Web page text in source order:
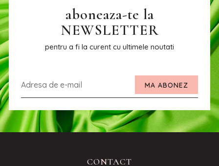
aboneaza-te la
NEWSLETTER
pentru a fi la curent cu ultimele noutati
MA ABONEZ
CONTACT